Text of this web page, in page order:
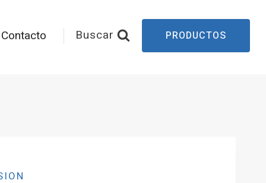
Contacto Buscar PRODUCTOS